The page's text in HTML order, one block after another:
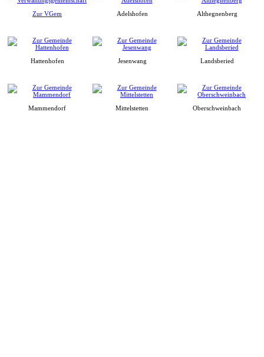
Zur VGem Adelshofen Althegnenberg
Hattenhofen Jesenwang Landsberied
Mammendorf Mittelstetten Oberschweinbach